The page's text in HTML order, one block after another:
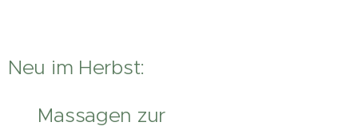
Neu im Herbst:
🌿 Massagen zur